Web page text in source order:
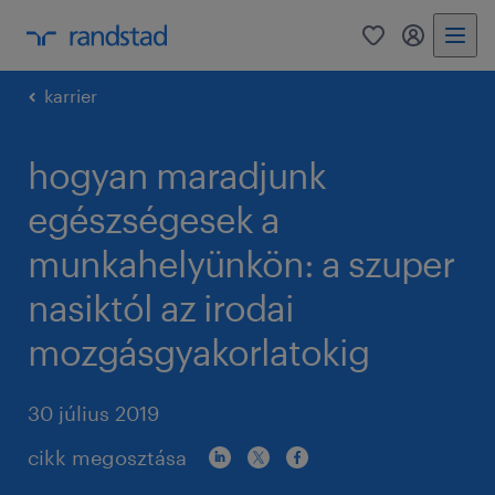
0
karrier
hogyan maradjunk
egészségesek a
munkahelyünkön: a szuper
nasiktól az irodai
mozgásgyakorlatokig
30 július 2019
cikk megosztása